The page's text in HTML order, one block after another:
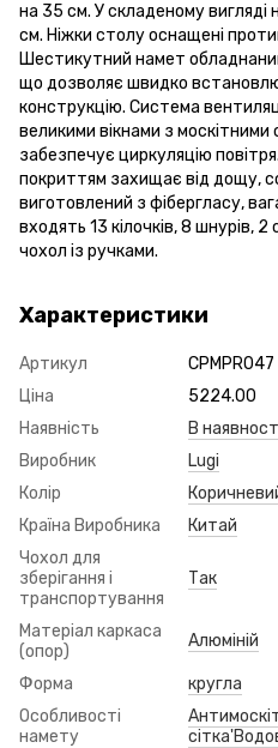
на 35 см. У складеному вигляді
см. Ніжки столу оснащені
Шестикутний намет
що дозволяє швидко
конструкцію. Система
великими вікнами з
забезпечує циркуляцію
покриттям захищає від дощу,
виготовлений з фібергласу,
входять 13 кілочків, 8 шнурів, 2
чохол із ручками.
Характеристики
Артикул
CPMPR047
Ціна
5224.00
Наявність
В
Виробник
Lugi
Колір
Країна Виробника
Китай
Чохол для
зберігання і
транспортування
Так
Матеріал каркаса
(опор)
Алюміній
Форма
кругла
Особливості
намету